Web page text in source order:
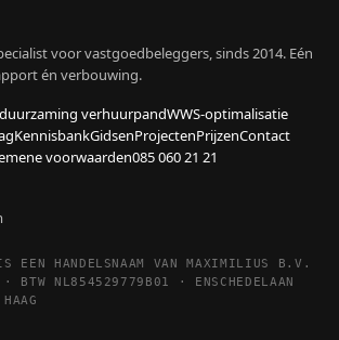
voor vastgoedbeleggers, sinds 2014. Eén
én verbouwing.
verhuurpandWWS-optimalisatie
KennisbankGidsenProjectenPrijzenContact
voorwaarden085 060 21 21
EEN HANDELSNAAM VAN MAXIMILIUS B.V.
BTW NL854529779B01 · ENSCHEDELAAN